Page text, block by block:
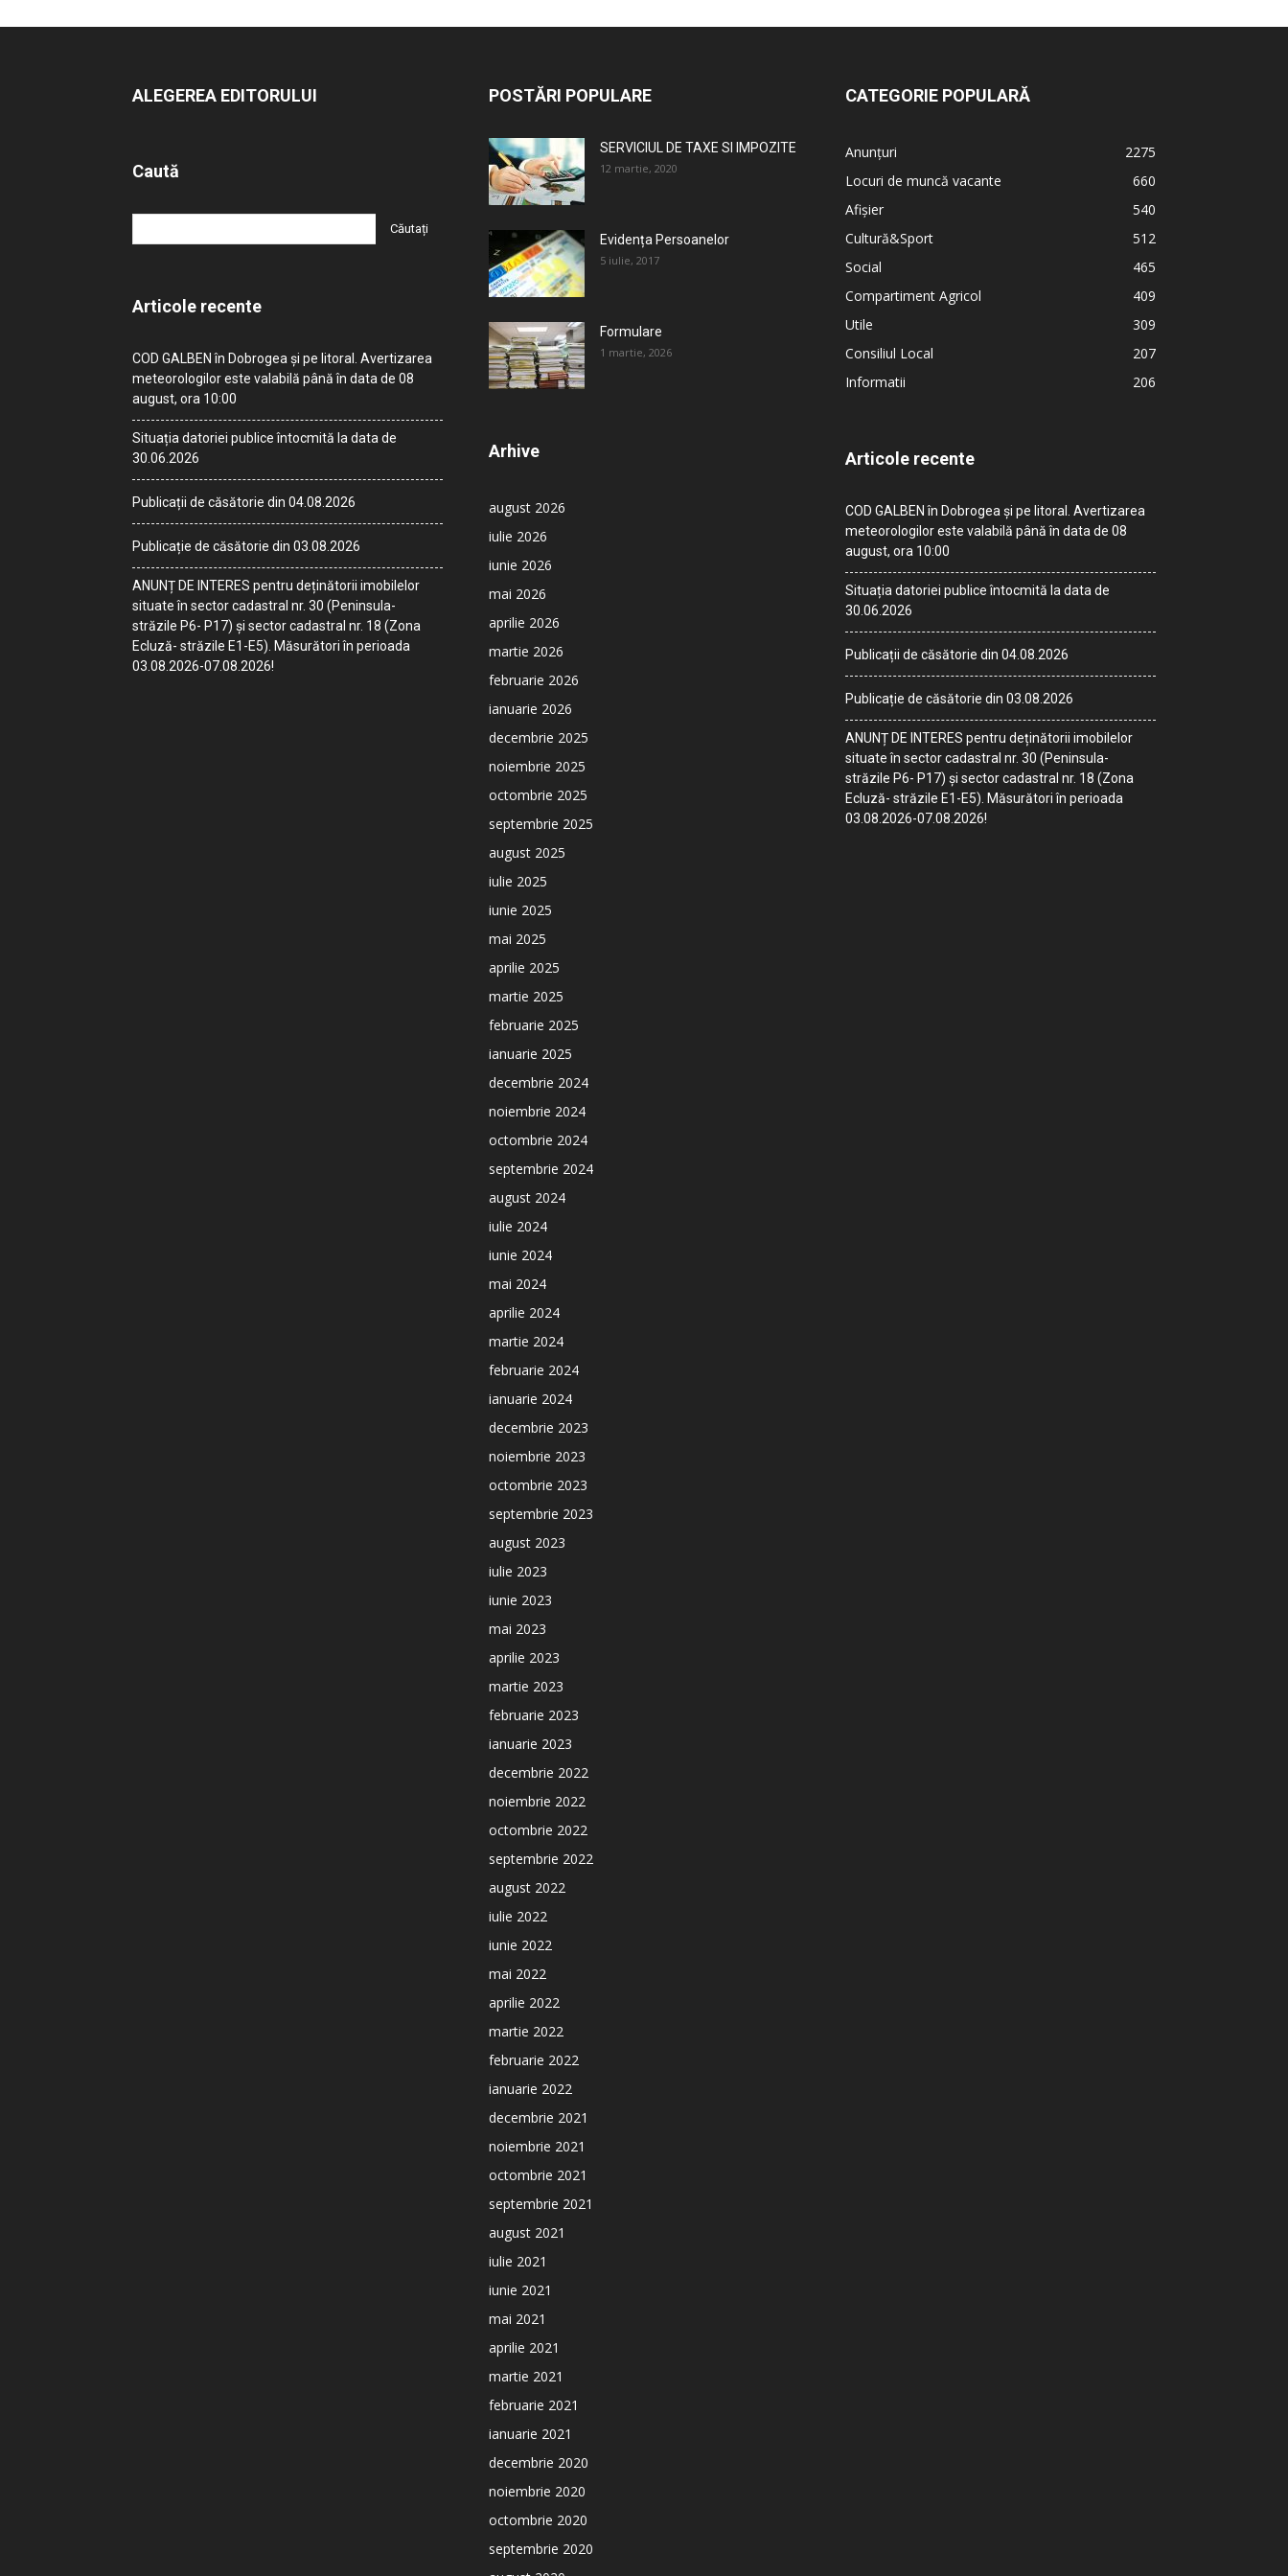
ALEGEREA EDITORULUI
Caută
Articole recente
COD GALBEN în Dobrogea și pe litoral. Avertizarea
meteorologilor este valabilă până în data de 08
august, ora 10:00
Situația datoriei publice întocmită la data de
30.06.2026
Publicații de căsătorie din 04.08.2026
Publicație de căsătorie din 03.08.2026
ANUNȚ DE INTERES pentru deținătorii imobilelor
situate în sector cadastral nr. 30 (Peninsula-
străzile P6- P17) și sector cadastral nr. 18 (Zona
Ecluză- străzile E1-E5). Măsurători în perioada
03.08.2026-07.08.2026!
POSTĂRI POPULARE
SERVICIUL DE TAXE SI IMPOZITE
12 martie, 2020
Evidența Persoanelor
5 iulie, 2017
Formulare
1 martie, 2026
Arhive
august 2026
iulie 2026
iunie 2026
mai 2026
aprilie 2026
martie 2026
februarie 2026
ianuarie 2026
decembrie 2025
noiembrie 2025
octombrie 2025
septembrie 2025
august 2025
iulie 2025
iunie 2025
mai 2025
aprilie 2025
martie 2025
februarie 2025
ianuarie 2025
decembrie 2024
noiembrie 2024
octombrie 2024
septembrie 2024
august 2024
iulie 2024
iunie 2024
mai 2024
aprilie 2024
martie 2024
februarie 2024
ianuarie 2024
decembrie 2023
noiembrie 2023
octombrie 2023
septembrie 2023
august 2023
iulie 2023
iunie 2023
mai 2023
aprilie 2023
martie 2023
februarie 2023
ianuarie 2023
decembrie 2022
noiembrie 2022
octombrie 2022
septembrie 2022
august 2022
iulie 2022
iunie 2022
mai 2022
aprilie 2022
martie 2022
februarie 2022
ianuarie 2022
decembrie 2021
noiembrie 2021
octombrie 2021
septembrie 2021
august 2021
iulie 2021
iunie 2021
mai 2021
aprilie 2021
martie 2021
februarie 2021
ianuarie 2021
decembrie 2020
noiembrie 2020
octombrie 2020
septembrie 2020
CATEGORIE POPULARĂ
Anunțuri
2275
Locuri de muncă vacante
660
Afișier
540
Cultură&Sport
512
Social
465
Compartiment Agricol
409
Utile
309
Consiliul Local
207
Informatii
206
Articole recente
COD GALBEN în Dobrogea și pe litoral. Avertizarea
meteorologilor este valabilă până în data de 08
august, ora 10:00
Situația datoriei publice întocmită la data de
30.06.2026
Publicații de căsătorie din 04.08.2026
Publicație de căsătorie din 03.08.2026
ANUNȚ DE INTERES pentru deținătorii imobilelor
situate în sector cadastral nr. 30 (Peninsula-
străzile P6- P17) și sector cadastral nr. 18 (Zona
Ecluză- străzile E1-E5). Măsurători în perioada
03.08.2026-07.08.2026!